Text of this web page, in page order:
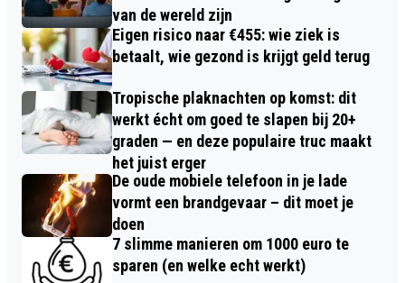
van de wereld zijn
Eigen risico naar €455: wie ziek is
betaalt, wie gezond is krijgt geld terug
Tropische plaknachten op komst: dit
werkt écht om goed te slapen bij 20+
graden — en deze populaire truc maakt
het juist erger
De oude mobiele telefoon in je lade
vormt een brandgevaar – dit moet je
doen
7 slimme manieren om 1000 euro te
sparen (en welke echt werkt)